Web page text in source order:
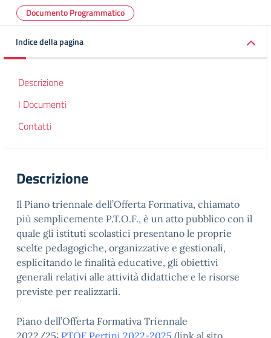
Documento Programmatico
Indice della pagina
Descrizione
I Documenti
Contatti
Descrizione
Il Piano triennale dell’Offerta Formativa, chiamato
più semplicemente P.T.O.F., è un atto pubblico con il
quale gli istituti scolastici presentano le proprie
scelte pedagogiche, organizzative e gestionali,
esplicitando le finalità educative, gli obiettivi
generali relativi alle attività didattiche e le risorse
previste per realizzarli.
Piano dell’Offerta Formativa Triennale
2022/25: PTOF Pertini 2022-2025 (link al sito